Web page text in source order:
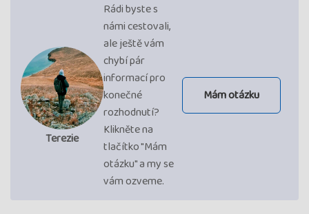
Terezie
Rádi byste s
námi cestovali,
ale ještě vám
chybí pár
informací pro
konečné
rozhodnutí?
Klikněte na
tlačítko "Mám
otázku" a my se
vám ozveme.
Mám otázku